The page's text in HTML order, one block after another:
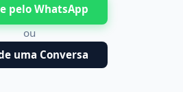
pelo WhatsApp
ou
uma Conversa